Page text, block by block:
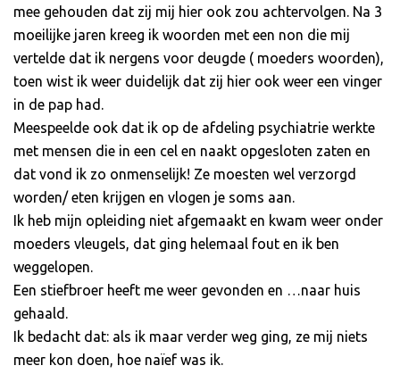
mee gehouden dat zij mij hier ook zou achtervolgen. Na 3
moeilijke jaren kreeg ik woorden met een non die mij
vertelde dat ik nergens voor deugde ( moeders woorden),
toen wist ik weer duidelijk dat zij hier ook weer een vinger
in de pap had.
Meespeelde ook dat ik op de afdeling psychiatrie werkte
met mensen die in een cel en naakt opgesloten zaten en
dat vond ik zo onmenselijk! Ze moesten wel verzorgd
worden/ eten krijgen en vlogen je soms aan.
Ik heb mijn opleiding niet afgemaakt en kwam weer onder
moeders vleugels, dat ging helemaal fout en ik ben
weggelopen.
Een stiefbroer heeft me weer gevonden en …naar huis
gehaald.
Ik bedacht dat: als ik maar verder weg ging, ze mij niets
meer kon doen, hoe naïef was ik.